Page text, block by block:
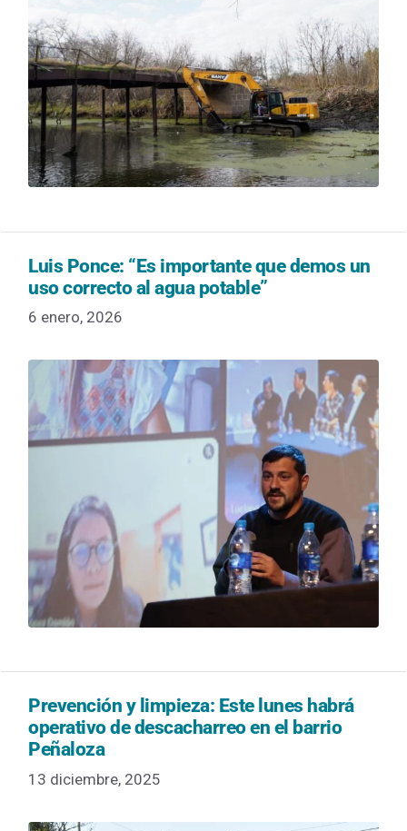
Luis Ponce: “Es importante que demos un
uso correcto al agua potable”
6 enero, 2026
Prevención y limpieza: Este lunes habrá
operativo de descacharreo en el barrio
Peñaloza
13 diciembre, 2025